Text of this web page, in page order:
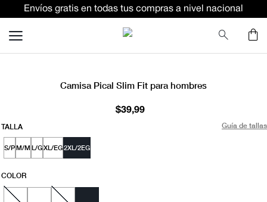
Envíos gratis en todas tus compras a nivel nacional
Camisa Pical Slim Fit para hombres
$39,99
TALLA
S/PM/M L/GXL/EG2XL/2EG
COLOR
Guía de tallas
TÉRMINOS MÁS BUSCADOS
terno
camisa
corbata
polo